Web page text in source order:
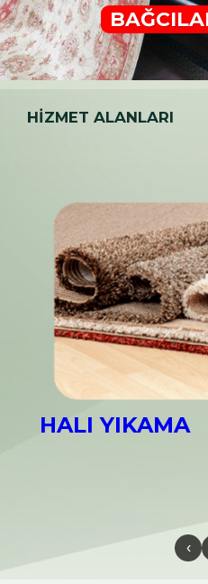
HİZMET ALANLARI
HALI YIKAMA
‹